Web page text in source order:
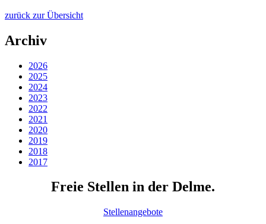
zurück zur Übersicht
Archiv
2026
2025
2024
2023
2022
2021
2020
2019
2018
2017
Freie Stellen in der Delme.
Stellenangebote